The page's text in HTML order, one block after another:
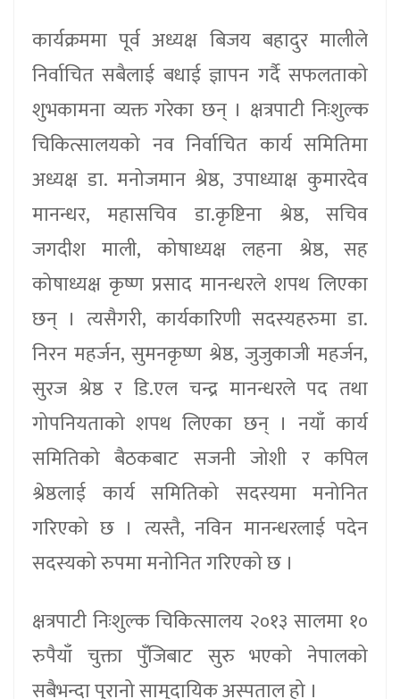
कार्यक्रममा पूर्व अध्यक्ष बिजय बहादुर मालीले
निर्वाचित सबैलाई बधाई ज्ञापन गर्दै सफलताको
शुभकामना व्यक्त गरेका छन् । क्षत्रपाटी निःशुल्क
चिकित्सालयको नव निर्वाचित कार्य समितिमा
अध्यक्ष डा. मनोजमान श्रेष्ठ, उपाध्याक्ष कुमारदेव
मानन्धर, महासचिव डा.कृष्टिना श्रेष्ठ, सचिव
जगदीश माली, कोषाध्यक्ष लहना श्रेष्ठ, सह
कोषाध्यक्ष कृष्ण प्रसाद मानन्धरले शपथ लिएका
छन् । त्यसैगरी, कार्यकारिणी सदस्यहरुमा डा.
निरन महर्जन, सुमनकृष्ण श्रेष्ठ, जुजुकाजी महर्जन,
सुरज श्रेष्ठ र डि.एल चन्द्र मानन्धरले पद तथा
गोपनियताको शपथ लिएका छन् । नयाँ कार्य
समितिको बैठकबाट सजनी जोशी र कपिल
श्रेष्ठलाई कार्य समितिको सदस्यमा मनोनित
गरिएको छ । त्यस्तै, नविन मानन्धरलाई पदेन
सदस्यको रुपमा मनोनित गरिएको छ ।
क्षत्रपाटी निःशुल्क चिकित्सालय २०१३ सालमा १०
रुपैयाँ चुक्ता पुँजिबाट सुरु भएको नेपालको
सबैभन्दा पुरानो सामुदायिक अस्पताल हो ।